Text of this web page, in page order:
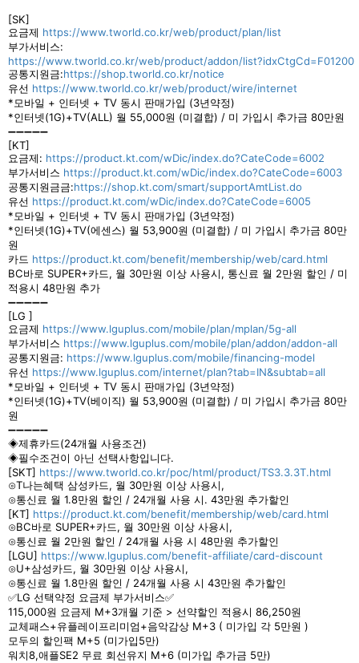
[SK]
요금제 https://www.tworld.co.kr/web/product/plan/list
부가서비스:
https://www.tworld.co.kr/web/product/addon/list?idxCtgCd=F01200
공통지원금:https://shop.tworld.co.kr/notice
유선 https://www.tworld.co.kr/web/product/wire/internet
*모바일 + 인터넷 + TV 동시 판매가입 (3년약정)
*인터넷(1G)+TV(ALL) 월 55,000원 (미결합) / 미 가입시 추가금 80만원
➖➖➖➖➖
[KT]
요금제: https://product.kt.com/wDic/index.do?CateCode=6002
부가서비스 https://product.kt.com/wDic/index.do?CateCode=6003
공통지원금금:https://shop.kt.com/smart/supportAmtList.do
유선 https://product.kt.com/wDic/index.do?CateCode=6005
*모바일 + 인터넷 + TV 동시 판매가입 (3년약정)
*인터넷(1G)+TV(에센스) 월 53,900원 (미결합) / 미 가입시 추가금 80만
원
카드 https://product.kt.com/benefit/membership/web/card.html
BC바로 SUPER+카드, 월 30만원 이상 사용시, 통신료 월 2만원 할인 / 미
적용시 48만원 추가
➖➖➖➖➖
[LG ]
요금제 https://www.lguplus.com/mobile/plan/mplan/5g-all
부가서비스 https://www.lguplus.com/mobile/plan/addon/addon-all
공통지원금: https://www.lguplus.com/mobile/financing-model
유선 https://www.lguplus.com/internet/plan?tab=IN&subtab=all
*모바일 + 인터넷 + TV 동시 판매가입 (3년약정)
*인터넷(1G)+TV(베이직) 월 53,900원 (미결합) / 미 가입시 추가금 80만
원
➖➖➖➖➖
◈제휴카드(24개월 사용조건)
◈필수조건이 아닌 선택사항입니다.
[SKT] https://www.tworld.co.kr/poc/html/product/TS3.3.3T.html
⊙T나는혜택 삼성카드, 월 30만원 이상 사용시,
⊙통신료 월 1.8만원 할인 / 24개월 사용 시. 43만원 추가할인
[KT] https://product.kt.com/benefit/membership/web/card.html
⊙BC바로 SUPER+카드, 월 30만원 이상 사용시,
⊙통신료 월 2만원 할인 / 24개월 사용 시 48만원 추가할인
[LGU] https://www.lguplus.com/benefit-affiliate/card-discount
⊙U+삼성카드, 월 30만원 이상 사용시,
⊙통신료 월 1.8만원 할인 / 24개월 사용 시 43만원 추가할인
✅LG 선택약정 요금‍제 부가서비스✅
115,000원 요금제 M+3개월 기준 > 선약할인 적용시 86,250원
교체패스+유플레이프리미엄+음악감상 M+3 ( 미가입 각 5만원 )
모두의 할인팩 M+5 (미가입5만)
워치8,애플SE2 무료 회선유지 M+6 (미가입 추가금 5만)